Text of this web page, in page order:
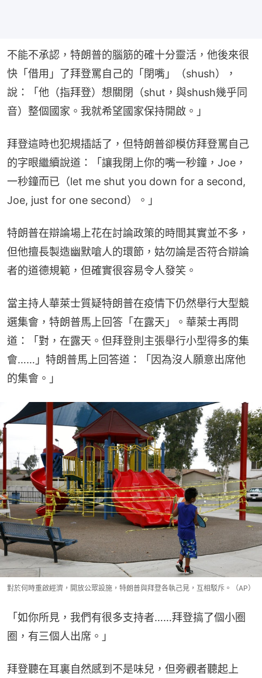
不能不承認，特朗普的腦筋的確十分靈活，他後來很
快「借用」了拜登罵自己的「閉嘴」（shush），
說：「他（指拜登）想關閉（shut，與shush幾乎同
音）整個國家。我就希望國家保持開啟。」
拜登這時也犯規插話了，但特朗普卻模仿拜登罵自己
的字眼繼續說道：「讓我閉上你的嘴一秒鐘，Joe，
一秒鐘而已（let me shut you down for a second,
Joe, just for one second）。」
特朗普在辯論場上花在討論政策的時間其實並不多，
但他擅長製造幽默嗆人的環節，姑勿論是否符合辯論
者的道德規範，但確實很容易令人發笑。
當主持人華萊士質疑特朗普在疫情下仍然舉行大型競
選集會，特朗普馬上回答「在露天」。華萊士再問
道：「對，在露天。但拜登則主張舉行小型得多的集
會……」特朗普馬上回答道：「因為沒人願意出席他
的集會。」
對於何時重啟經濟，開放公眾設施，特朗普與拜登各執己見，互相駁斥。（AP）
「如你所見，我們有很多支持者……拜登搞了個小圈
圈，有三個人出席。」
拜登聽在耳裏自然感到不是味兒，但旁觀者聽起上